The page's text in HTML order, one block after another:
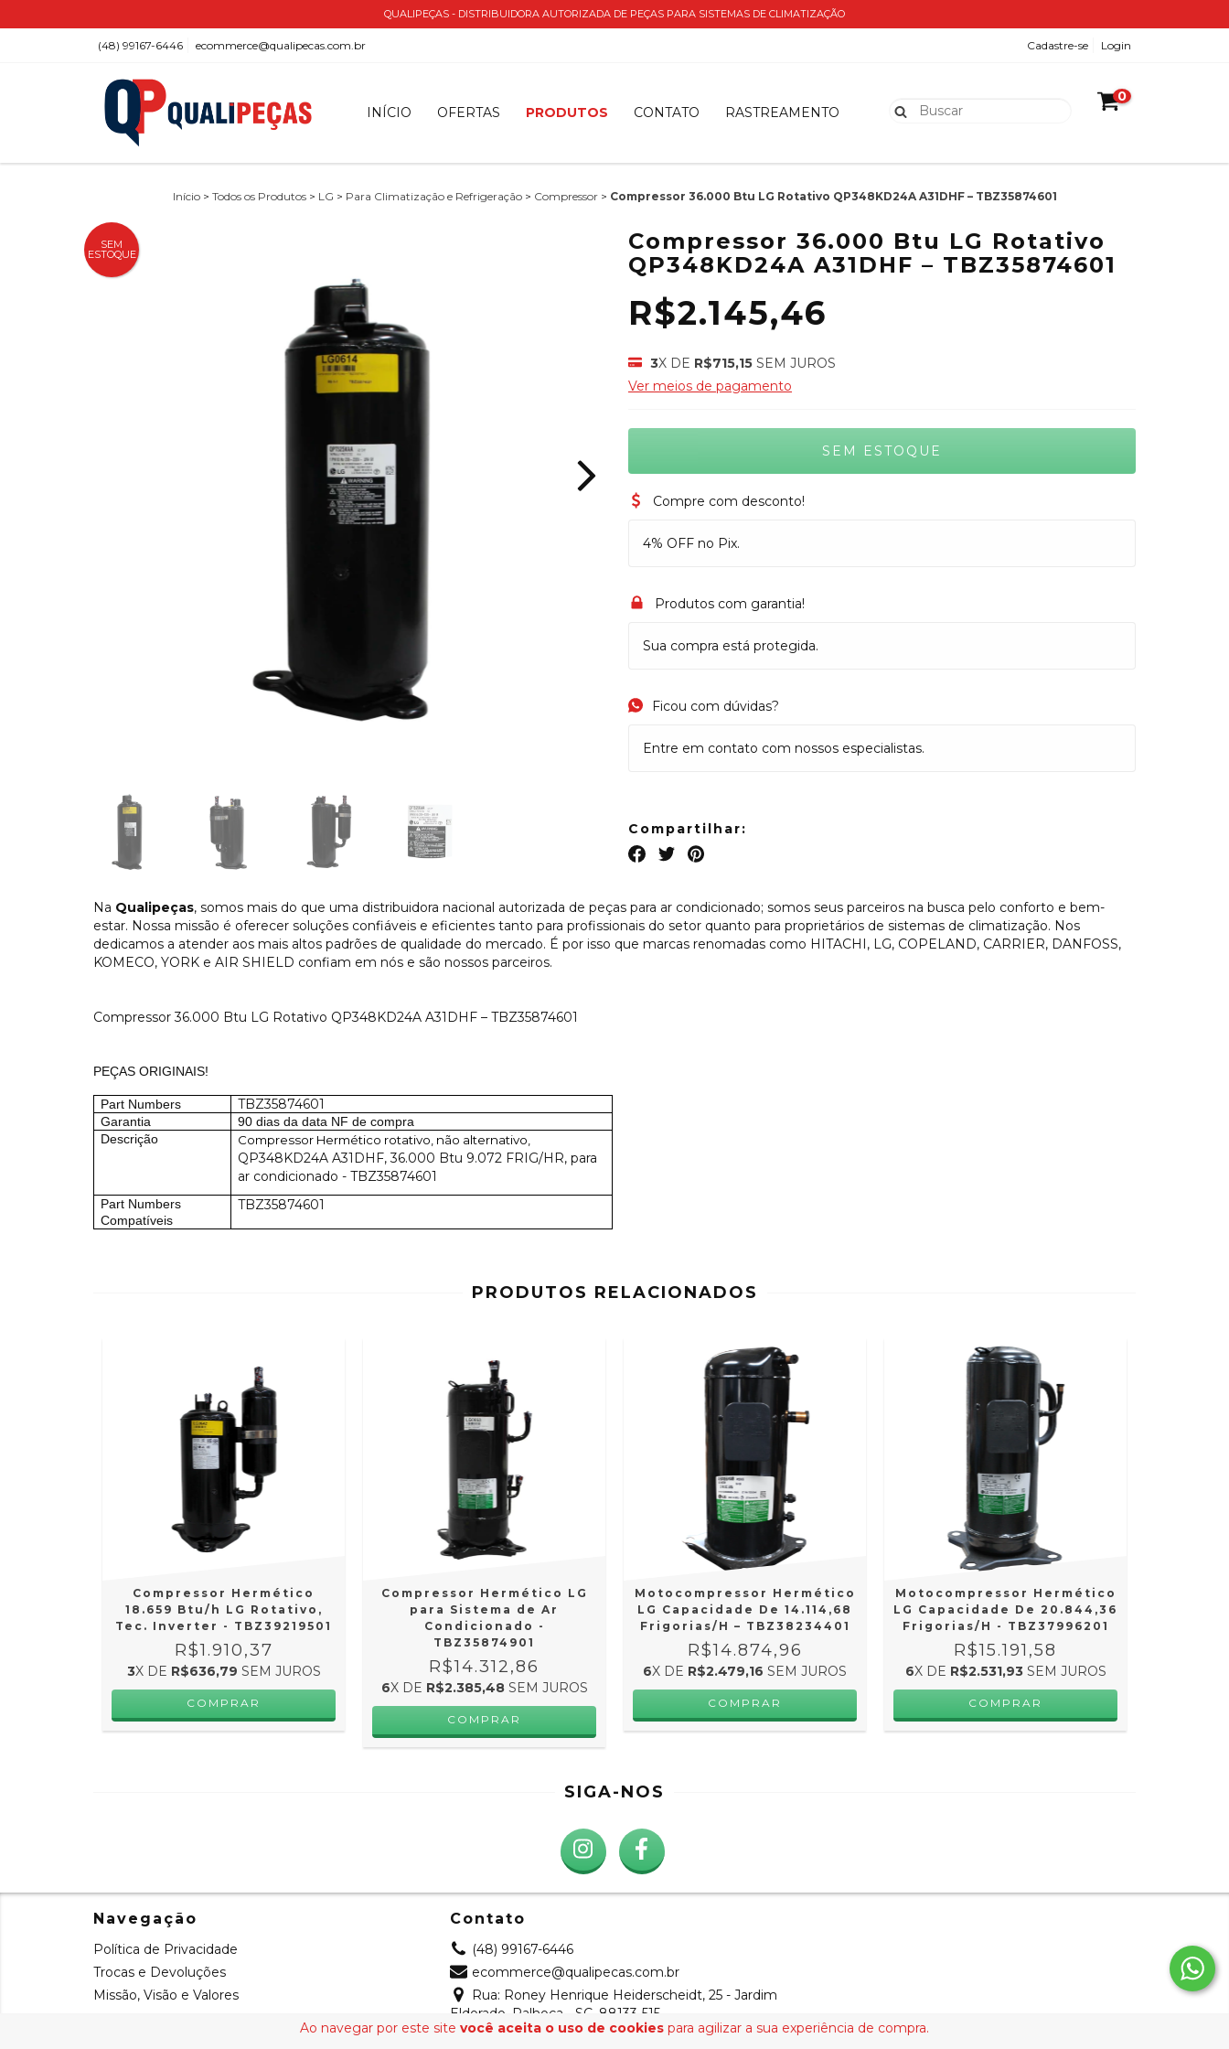
Ao navegar por este site você aceita o uso de cookies para agilizar a sua experiência de compra.
QUALIPEÇAS - DISTRIBUIDORA AUTORIZADA DE PEÇAS PARA SISTEMAS DE CLIMATIZAÇÃO
(48) 99167-6446 ecommerce@qualipecas.com.br Cadastre-se Login
INÍCIO OFERTAS PRODUTOS CONTATO RASTREAMENTO
0
Início > Todos os Produtos > LG > Para Climatização e Refrigeração > Compressor > Compressor 36.000 Btu LG Rotativo QP348KD24A A31DHF – TBZ35874601
SEM
ESTOQUE
Compressor 36.000 Btu LG Rotativo
QP348KD24A A31DHF – TBZ35874601
R$2.145,46
3X DE R$715,15 SEM JUROS
Ver meios de pagamento
Compre com desconto!
4% OFF no Pix.
Produtos com garantia!
Sua compra está protegida.
Ficou com dúvidas?
Entre em contato com nossos especialistas.
Compartilhar:
Na Qualipeças, somos mais do que uma distribuidora nacional autorizada de peças para ar condicionado; somos seus parceiros na busca pelo conforto e bem-
estar. Nossa missão é oferecer soluções confiáveis e eficientes tanto para profissionais do setor quanto para proprietários de sistemas de climatização. Nos
dedicamos a atender aos mais altos padrões de qualidade do mercado. É por isso que marcas renomadas como HITACHI, LG, COPELAND, CARRIER, DANFOSS,
KOMECO, YORK e AIR SHIELD confiam em nós e são nossos parceiros.
Compressor 36.000 Btu LG Rotativo QP348KD24A A31DHF – TBZ35874601
PEÇAS ORIGINAIS!
Part Numbers TBZ35874601
Garantia
90 dias da data NF de compra
Descrição
Compressor Hermético rotativo, não alternativo,
QP348KD24A A31DHF, 36.000 Btu 9.072 FRIG/HR, para
ar condicionado - TBZ35874601
Part Numbers
Compatíveis
TBZ35874601
PRODUTOS RELACIONADOS
Compressor Hermético
18.659 Btu/h LG Rotativo,
Tec. Inverter - TBZ39219501
R$1.910,37
3X DE R$636,79 SEM JUROS
Compressor Hermético LG
para Sistema de Ar
Condicionado -
TBZ35874901
R$14.312,86
6X DE R$2.385,48SEM JUROS
Motocompressor Hermético
LG Capacidade De 14.114,68
Frigorias/H – TBZ38234401
R$14.874,96
6X DE R$2.479,16 SEM JUROS
Motocompressor Hermético
LG Capacidade De 20.844,36
Frigorias/H - TBZ37996201
R$15.191,58
6X DE R$2.531,93SEM JUROS
SIGA-NOS
Navegação
Política de Privacidade
Trocas e Devoluções
Missão, Visão e Valores
Contato
(48) 99167-6446
ecommerce@qualipecas.com.br
Rua: Roney Henrique Heiderscheidt, 25 - Jardim
Eldorado, Palhoça - SC, 88133-515